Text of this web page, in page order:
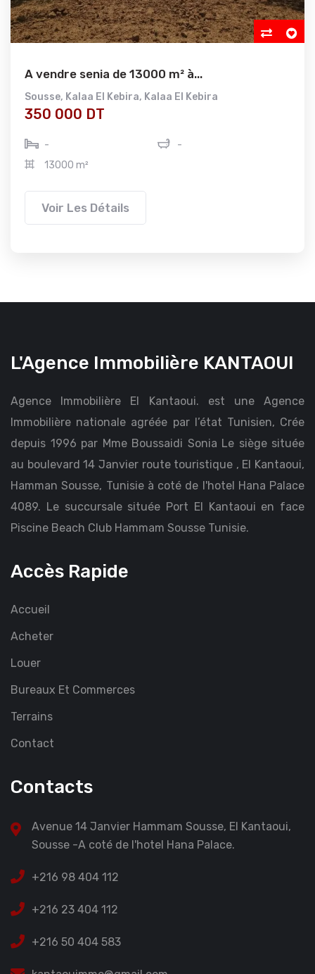
A vendre senia de 13000 m² à...
Sousse, Kalaa El Kebira, Kalaa El Kebira
350 000 DT
-
-
13000 m²
Voir Les Détails
L'Agence Immobilière KANTAOUI
Agence Immobilière El Kantaoui. est une Agence
Immobilière nationale agréée par l’état Tunisien, Crée
depuis 1996 par Mme Boussaidi Sonia Le siège située
au boulevard 14 Janvier route touristique , El Kantaoui,
Hamman Sousse, Tunisie à coté de l'hotel Hana Palace
4089. Le succursale située Port El Kantaoui en face
Piscine Beach Club Hammam Sousse Tunisie.
Accès Rapide
Accueil
Acheter
Louer
Bureaux Et Commerces
Terrains
Contact
Contacts
Avenue 14 Janvier Hammam Sousse, El Kantaoui,
Sousse -A coté de l'hotel Hana Palace.
+216 98 404 112
+216 23 404 112
+216 50 404 583